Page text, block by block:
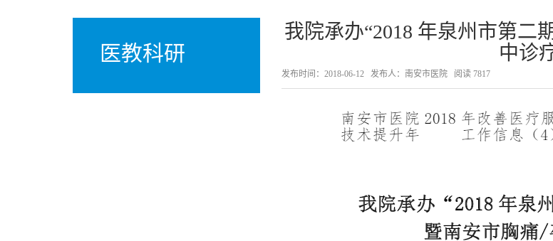
医教科研
我院承办“2018 年泉州市第二
中诊
发布时间：2018-06-12 发布人：南安市医院 阅读 7817